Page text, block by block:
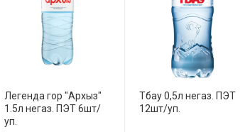
Легенда гор "Архыз"
1.5л негаз. ПЭТ 6шт/
уп.
Тбау 0,5л негаз. ПЭТ
12шт/уп.